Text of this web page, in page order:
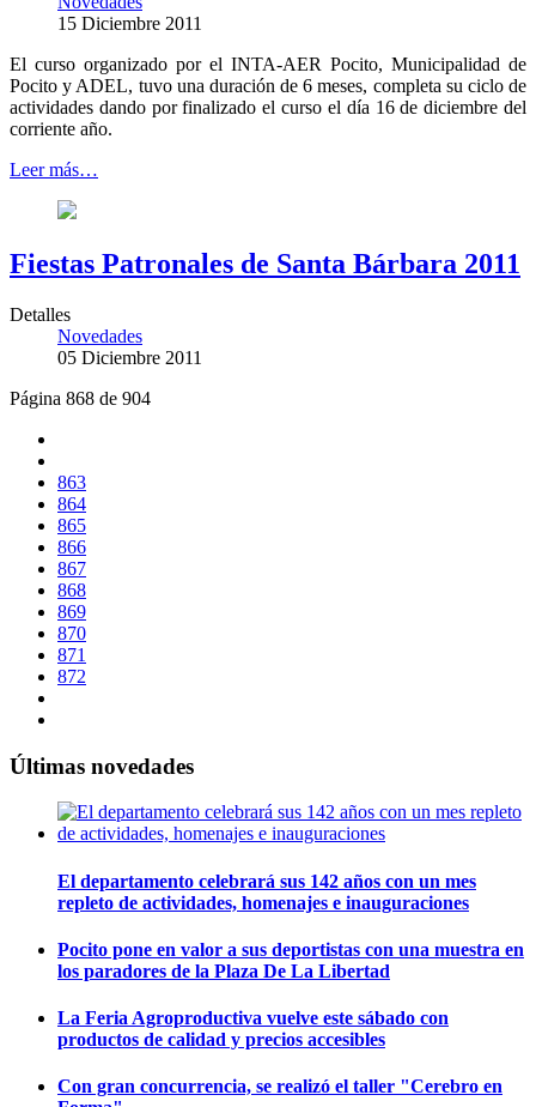
15 Diciembre 2011
El curso organizado por el INTA-AER Pocito, Municipalidad de
Pocito y ADEL, tuvo una duración de 6 meses, completa su ciclo de
actividades dando por finalizado el curso el día 16 de diciembre del
corriente año.
Leer más…
Fiestas Patronales de Santa Bárbara 2011
Detalles
Novedades
05 Diciembre 2011
Página 868 de 904
863
864
865
866
867
868
869
870
871
872
Últimas novedades
El departamento celebrará sus 142 años con un mes
repleto de actividades, homenajes e inauguraciones
Pocito pone en valor a sus deportistas con una muestra en
los paradores de la Plaza De La Libertad
La Feria Agroproductiva vuelve este sábado con
productos de calidad y precios accesibles
Con gran concurrencia, se realizó el taller "Cerebro en